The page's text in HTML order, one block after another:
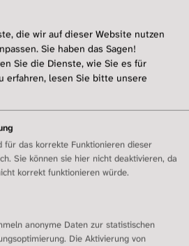
messen
Unterstützung
die wir auf dieser Website nutzen
Sie haben das Sagen!
Sie die Dienste, wie Sie es für
erfahren, lesen Sie bitte unsere
für das korrekte Funktionieren dieser
Sie können sie hier nicht deaktivieren, da
korrekt funktionieren würde.
anonyme Daten zur statistischen
Die Aktivierung von